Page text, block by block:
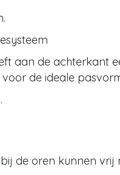
aan de achterkant
de ideale
de oren kunnen vrij